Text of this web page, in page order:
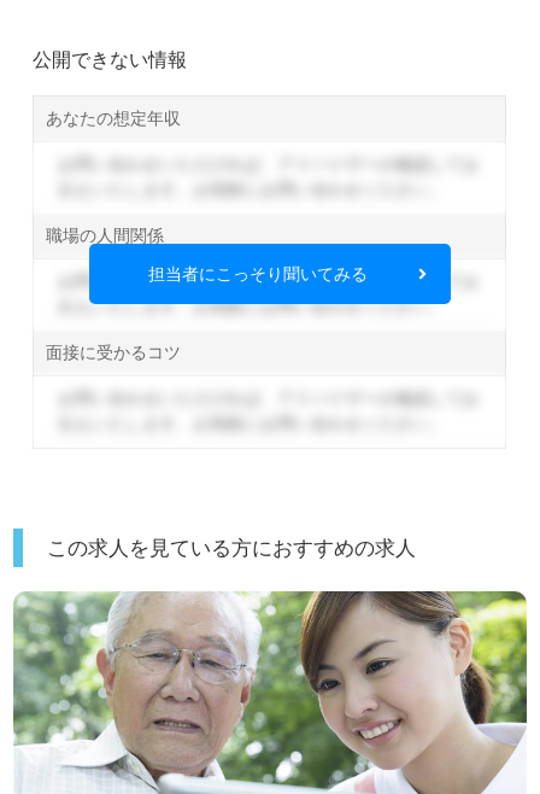
公開できない情報
あなたの想定年収
職場の人間関係
お問い合わせいただければ、アドバイザーが確認してお
伝えいたします。お気軽にお問い合わせください。
面接に受かるコツ
担当者にこっそり聞いてみる
この求人を見ている方におすすめの求人